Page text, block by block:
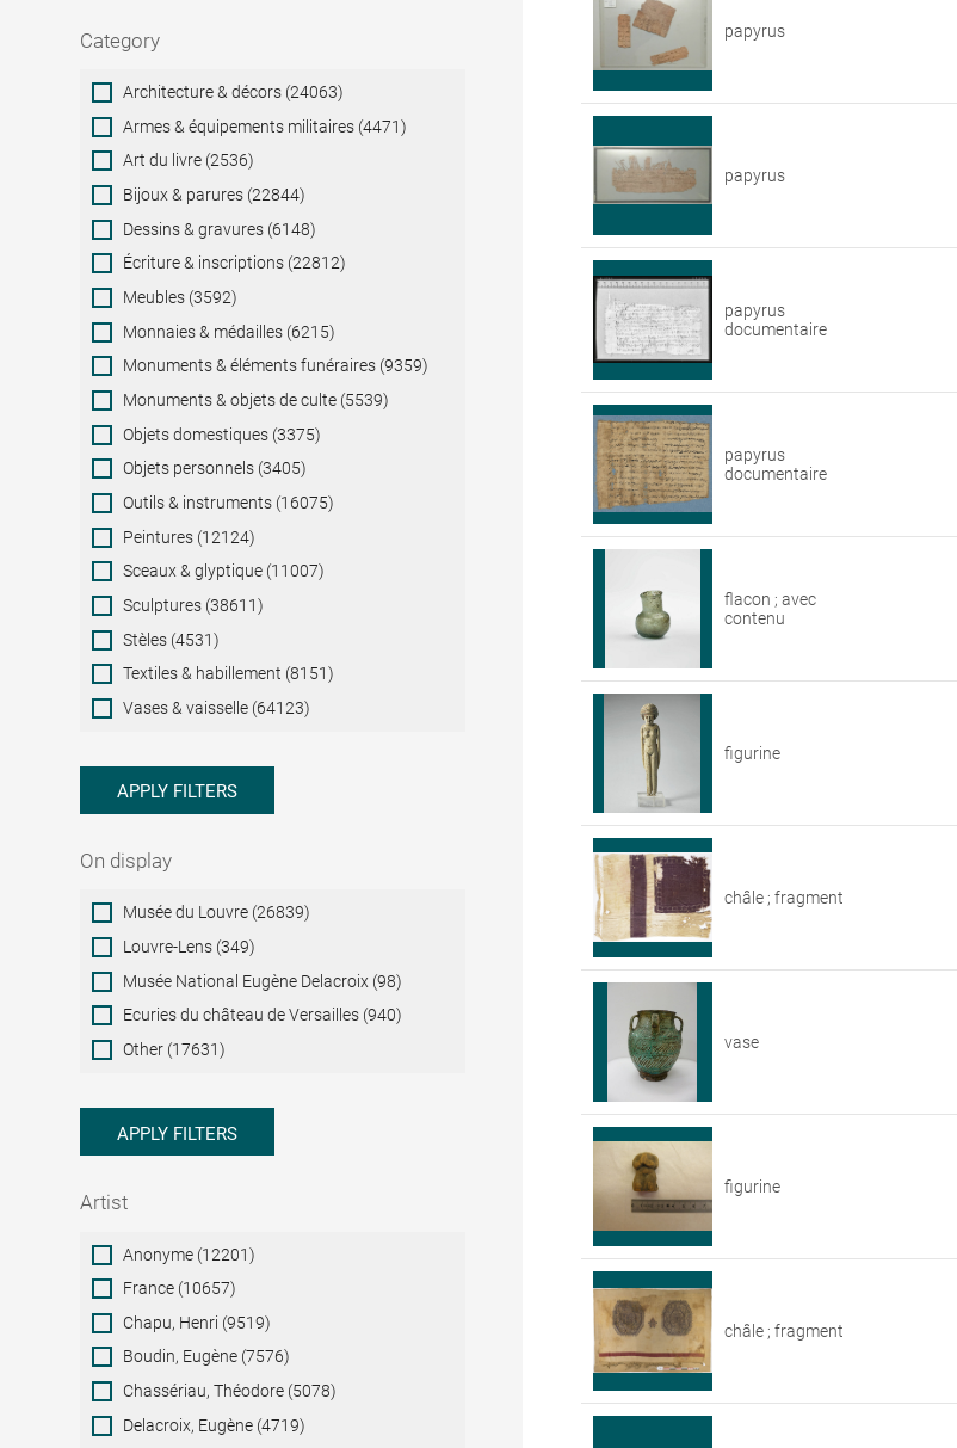
Category
Category
Architecture & décors (24063)
Armes & équipements militaires (4471)
Art du livre (2536)
Bijoux & parures (22844)
Dessins & gravures (6148)
Écriture & inscriptions (22812)
Meubles (3592)
Monnaies & médailles (6215)
Monuments & éléments funéraires (9359)
Monuments & objets de culte (5539)
Objets domestiques (3375)
Objets personnels (3405)
Outils & instruments (16075)
Peintures (12124)
Sceaux & glyptique (11007)
Sculptures (38611)
Stèles (4531)
Textiles & habillement (8151)
Vases & vaisselle (64123)
APPLY FILTERS
On display
On
display
Musée du Louvre (26839)
Louvre-Lens (349)
Musée National Eugène Delacroix (98)
Ecuries du château de Versailles (940)
Other (17631)
APPLY FILTERS
Artist
ArtistAnonyme (12201)
France (10657)
Chapu, Henri (9519)
Boudin, Eugène (7576)
Chassériau, Théodore (5078)
Delacroix, Eugène (4719)
papyrus
papyrus
papyrus
documentaire
papyrus
documentaire
flacon ; avec
contenu
figurine
châle ; fragment
vase
figurine
châle ; fragment